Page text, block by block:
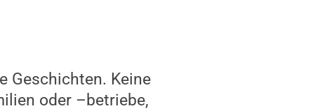
Geschichten. Keine
oder –betriebe,